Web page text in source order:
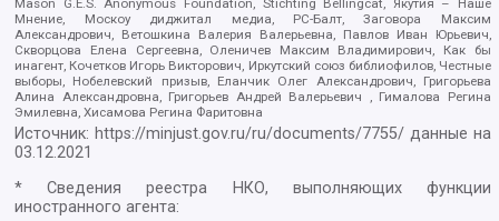
Mason G.E.S. Anonymous Foundation, Stichting Bellingcat, Якутия – Наше
Мнение, Москоу диджитал медиа, РС-Балт, Заговора Максим
Александрович, Ветошкина Валерия Валерьевна, Павлов Иван Юрьевич,
Скворцова Елена Сергеевна, Оленичев Максим Владимирович, Как бы
инагент, Кочетков Игорь Викторович, Иркутский союз библиофилов, Честные
выборы, Нобелевский призыв, Еланчик Олег Александрович, Григорьева
Алина Александровна, Григорьев Андрей Валерьевич , Гималова Регина
Эмилевна, Хисамова Регина Фаритовна
Источник: https://minjust.gov.ru/ru/documents/7755/ данные на
03.12.2021
* Сведения реестра НКО, выполняющих функции
иностранного агента: